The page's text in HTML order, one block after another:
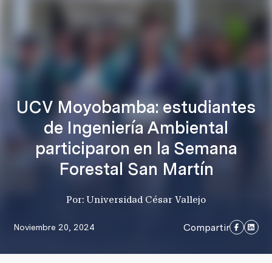
UCV Moyobamba: estudiantes
de Ingeniería Ambiental
participaron en la Semana
Forestal San Martín
Por: Universidad César Vallejo
Noviembre 20, 2024 Compartir